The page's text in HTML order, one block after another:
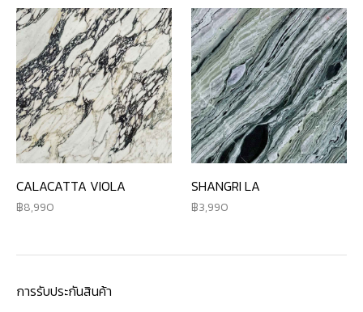
CALACATTA VIOLA
8,990
SHANGRI LA
3,990
การรับประกันสินค้า